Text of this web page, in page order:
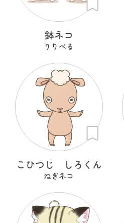
鉢ネコ
りりべる
こひつじ しろくん
ねぎネコ